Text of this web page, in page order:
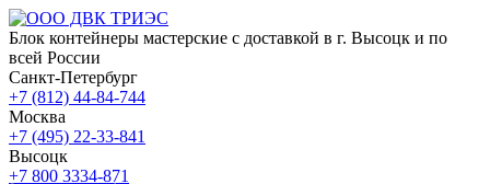
Блок контейнеры мастерские с доставкой в г. Высоцк и по
всей России
Санкт-Петербург
+7 (812) 44-84-744
Москва
+7 (495) 22-33-841
Высоцк
+7 800 3334-871